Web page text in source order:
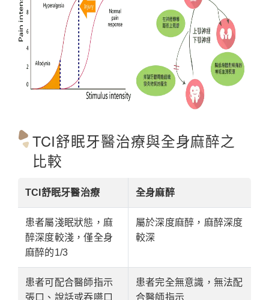
TCI舒眠牙醫治療與全身麻醉之
比較
TCI舒眠牙醫治療 全身麻醉
患者屬淺眠狀態，麻
醉深度較淺，僅全身
麻醉的1/3
屬於深度麻醉，麻醉深度
較深
患者可配合醫師指示
張口、說話或吞嚥口
患者完全無意識，無法配
合醫師指示